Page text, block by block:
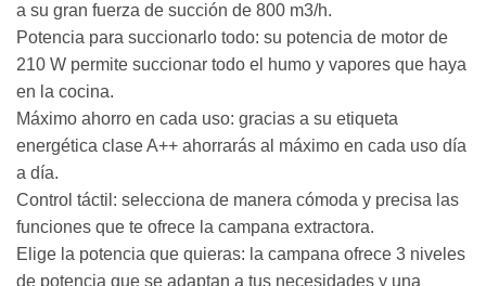
a su gran fuerza de succión de 800 m3/h.
Potencia para succionarlo todo: su potencia de motor de
210 W permite succionar todo el humo y vapores que haya
en la cocina.
Máximo ahorro en cada uso: gracias a su etiqueta
energética clase A++ ahorrarás al máximo en cada uso día
a día.
Control táctil: selecciona de manera cómoda y precisa las
funciones que te ofrece la campana extractora.
Elige la potencia que quieras: la campana ofrece 3 niveles
de potencia que se adaptan a tus necesidades y una